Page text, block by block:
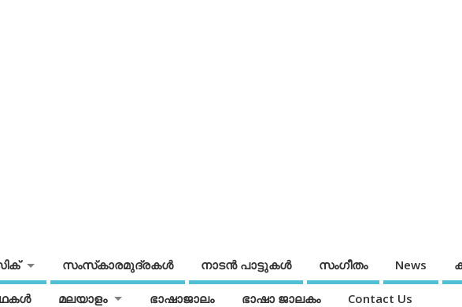
സംസ്‌കാരമുദ്രകള്‍ നാടന്‍ പാട്ടുകള്‍ സംഗീതം News
മലയാളം ഭാഷാജാലം ഭാഷാ ജാലകം Contact Us